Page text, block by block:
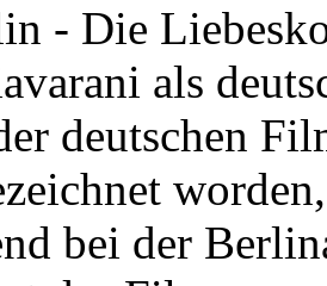
- Die
als
deutschen
bei der